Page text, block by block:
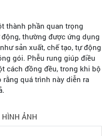
thành phần quan trọng
thường được ứng dụng
sản xuất, chế tạo, tự động
gói. Phễu rung giúp điều
cách đồng đều, trong khi bộ
quá trình này diễn ra
HÌNH ẢNH